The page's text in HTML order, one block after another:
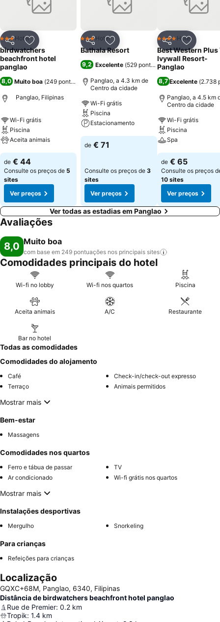
PartilharAdicionar aos favoritos
3 Estrelas
Hotel
birdwatchers
beachfront hotel
panglao
8,0 Muito boa (249 pontuações )
Panglao, Filipinas
Wi-Fi grátis
Piscina
Aceita animais
Ver preços
de € 44
Consulte os preços de 5
sites
Ver preços
PartilharAdicionar aos favoritos
3 Estrelas
Hotel
Bathala Resort
9,2 Excelente (529 pontuações)
Panglao, a 4.3 km de
Centro da cidade
Wi-Fi grátis
Piscina
Estacionamento
Ver preços
de € 71
Consulte os preços de 3
sites
Ver preços
Partilhar
4 EstrelasHotel
Best Western Plus
Ivywall Resort-
Panglao
8,7 Excelente (2.738
Panglao, a 4.5 km
Centro da cidade
Wi-Fi grátis
Piscina
Spa
Ver preços
de € 65
Consulte os preços
10 sites
Ver preços
Ver todas as estadias em Panglao
Avaliações
8,0 Muito boa
com base em 249 pontuações nos principais sites
Comodidades principais do hotel
Wi-fi no lobby Wi-fi nos quartos Piscina
Aceita animais A/C Restaurante
Bar no hotel
Todas as comodidades
Comodidades do alojamento
Café
Check-in/check-out expresso
Terraço
Animais permitidos
Mostrar mais
Bem-estar
Massagens
Comodidades nos quartos
Ferro e tábua de passar
TV
Ar condicionado
Wi-fi grátis nos quartos
Mostrar mais
Instalações desportivas
Mergulho Snorkeling
Para crianças
Refeições para crianças
Localização
GQXC+68M, Panglao, 6340, Filipinas
Distância de birdwatchers beachfront hotel panglao
Rue de Premier: 0.2 km
Tropik: 1.4 km